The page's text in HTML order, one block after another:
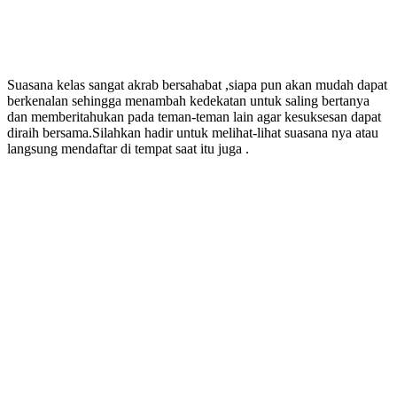
Suasana kelas sangat akrab bersahabat ,siapa pun akan mudah dapat
berkenalan sehingga menambah kedekatan untuk saling bertanya
dan memberitahukan pada teman-teman lain agar kesuksesan dapat
diraih bersama.Silahkan hadir untuk melihat-lihat suasana nya atau
langsung mendaftar di tempat saat itu juga .